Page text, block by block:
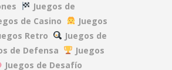
NOT A ..
9.6K
Juegos de
de Casino
Juegos
Retro
Juegos de
de Defensa
Juegos
Juegos de Desafío